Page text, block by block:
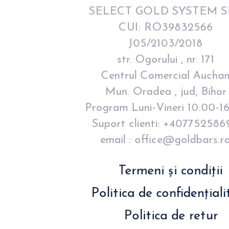
SELECT GOLD SYSTEM
CUI: RO39832566
J05/2103/2018
str. Ogorului , nr. 171
Centrul Comercial Auchan
Mun. Oradea , jud, Bihor
Program Luni-Vineri 10:00-
Suport clienti:
email : office@goldbars.ro
Termeni și condiții
Politica de
Politica de retur